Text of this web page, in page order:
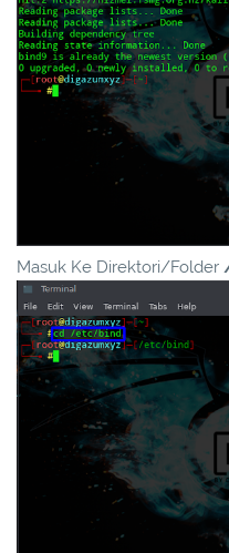
Masuk Ke Direktori/Folder